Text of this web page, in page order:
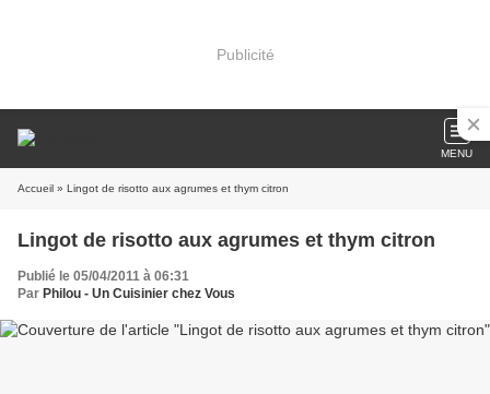
Publicité
MENU
Accueil » Lingot de risotto aux agrumes et thym citron
Lingot de risotto aux agrumes et thym citron
Publié le 05/04/2011 à 06:31
Par Philou - Un Cuisinier chez Vous